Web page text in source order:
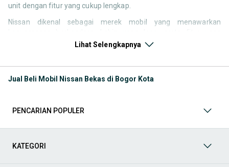
unit dengan fitur yang cukup lengkap.
Nissan dikenal sebagai merek mobil yang menawarkan
kompetitif di kelasnya. Hal ini membuat pencarian seperti mobil
Melalui halaman ini, kamu bisa langsung membandingkan
Model Mobil Bekas Nissan yang Paling Banyak Dicari
Beberapa model Nissan memiliki permintaan yang cukup stabil di
Lihat Selengkapnya
Jual Beli Mobil Nissan Bekas di Bogor Kota
PENCARIAN POPULER
KATEGORI